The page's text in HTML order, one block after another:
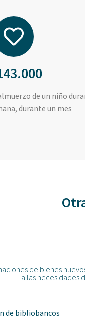
de un niño
durante un mes
de bienes
a las necesidades
de bibliobancos